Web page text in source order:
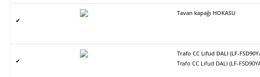
✔
Tavan kapağı HOKASU
✔
Trafo CC Lifud DALI (LF-
Trafo CC Lifud DALI (LF-